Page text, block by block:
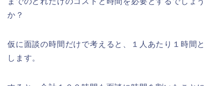
か？
仮に面談の時間だけで考えると、１人あたり１時間と
します。